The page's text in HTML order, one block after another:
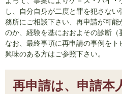
し、自分自身が二度と罪を犯さな
務所にご相談下さい、再申請が可
のか、経験を基におおよその診断
なお、最終事項に再申請の事例を
興味のある方はご参照下さい。
再申請は、申請本